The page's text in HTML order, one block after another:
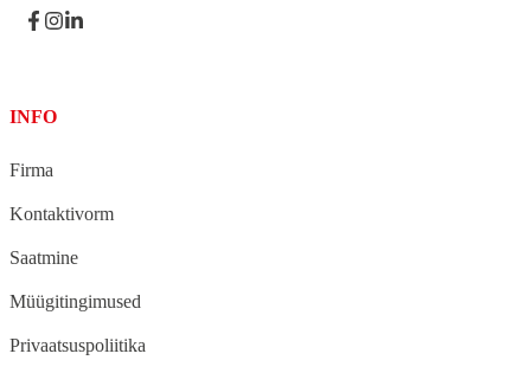
INFO
Firma
Kontaktivorm
Saatmine
Müügitingimused
Privaatsuspoliitika